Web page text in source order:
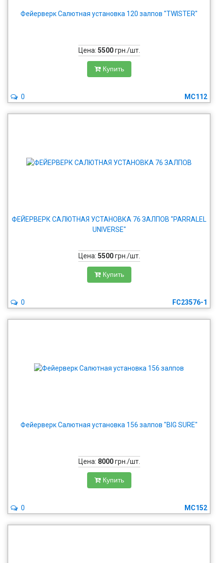
Фейерверк Салютная установка 120 залпов "TWISTER"
Цена: 5500грн./шт.
Купить
MC112
0
ФЕЙЕРВЕРК САЛЮТНАЯ УСТАНОВКА 76 ЗАЛПОВ "PARRALEL
UNIVERSE"
Цена: 5500грн./шт.
Купить
FC23576-1
0
Фейерверк Салютная установка 156 залпов "BIG SURE"
Цена: 8000грн./шт.
Купить
MC152
0